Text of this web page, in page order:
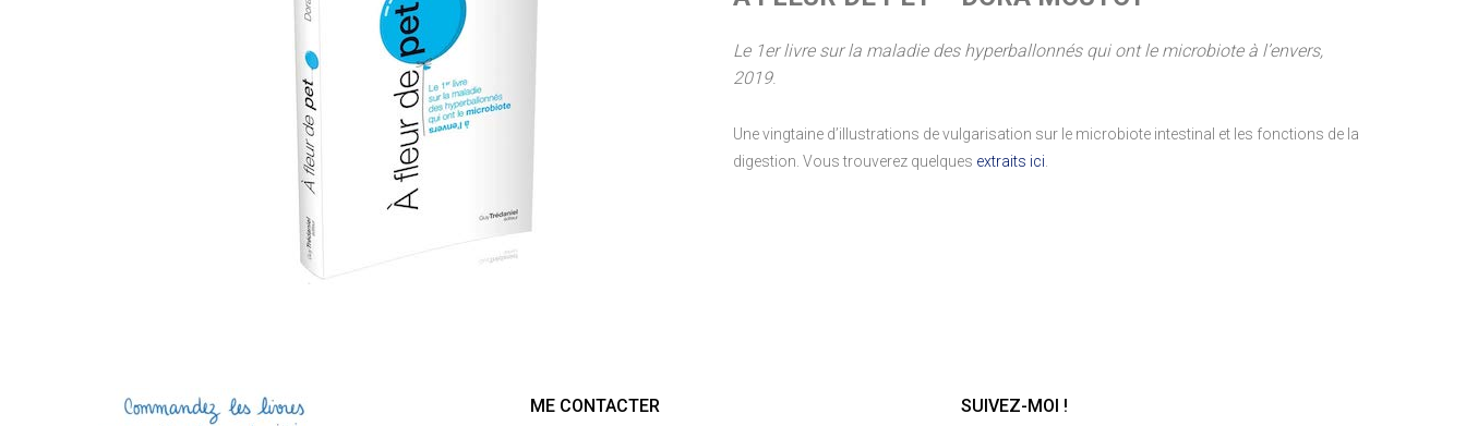
Le 1er livre sur la maladie des hyperballonnés qui ont le microbiote à l’envers,
2019.
Une vingtaine d’illustrations de vulgarisation sur le microbiote intestinal et les fonctions de la
digestion. Vous trouverez quelques extraits ici
ME CONTACTER SUIVEZ-MOI !